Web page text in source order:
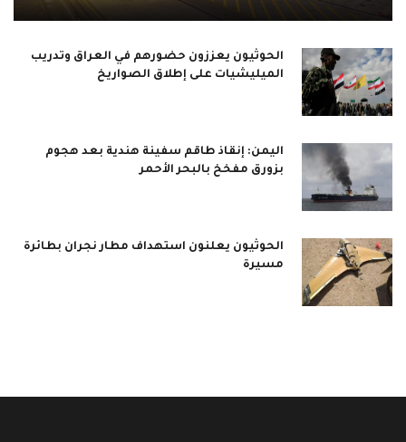
الحوثيون يعززون حضورهم في العراق وتدريب
الميليشيات على إطلاق الصواريخ
اليمن: إنقاذ طاقم سفينة هندية بعد هجوم
بزورق مفخخ بالبحر الأحمر
الحوثيون يعلنون استهداف مطار نجران بطائرة
مسيرة